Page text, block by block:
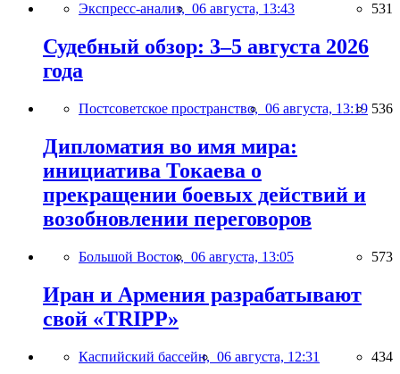
Экспресс-анализ, 06 августа, 13:43 531
Судебный обзор: 3–5 августа 2026
года
Постсоветское пространство, 06 августа, 13:19 536
Дипломатия во имя мира:
инициатива Токаева о
прекращении боевых действий и
возобновлении переговоров
Большой Восток, 06 августа, 13:05 573
Иран и Армения разрабатывают
свой «TRIPP»
Каспийский бассейн, 06 августа, 12:31 434